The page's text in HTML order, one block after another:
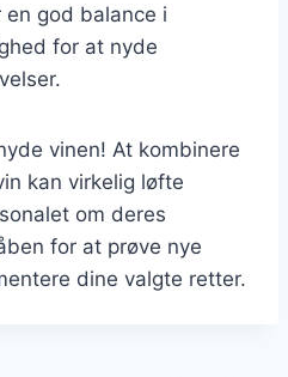
god balance i
for at nyde
vinen! At kombinere
kan virkelig løfte
om deres
for at prøve nye
dine valgte retter.